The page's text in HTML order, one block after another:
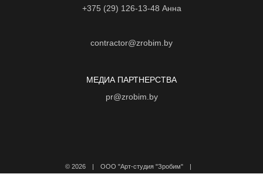
+375 (29) 126-13-48 Анна
contractor@zrobim.by
МЕДИА ПАРТНЕРСТВА
pr@zrobim.by
© 2026 | ООО "Арт-студия "Зробим" |